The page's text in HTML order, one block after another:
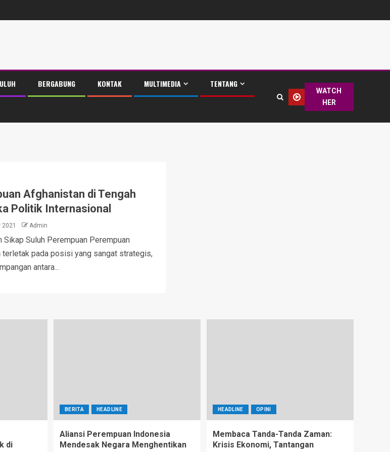
BERGABUNG KONTAK MULTIMEDIA TENTANG
WATCH
HER
Afghanistan di Tengah
Politik Internasional
2021 Admin
Sikap Suluh Perempuan Perempuan
terletak pada posisi yang sangat strategis,
antara...
di
BERITA HEADLINE
Aliansi Perempuan Indonesia
Mendesak Negara Menghentikan
HEADLINE OPINI
Membaca Tanda-Tanda Zaman:
Krisis Ekonomi, Tantangan